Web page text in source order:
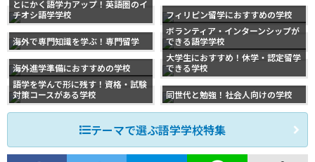
とにかく語学力アップ！英語圏のイ
チオシ語学学校
フィリピン留学におすすめの学校
海外で専門知識を学ぶ！専門留学
ボランティア・インターンシップが
できる語学学校
海外進学準備におすすめの学校
大学生におすすめ！休学・認定留学
できる学校
語学を学んで形に残す！資格・試験
対策コースがある学校
同世代と勉強！社会人向けの学校
テーマで選ぶ語学学校特集